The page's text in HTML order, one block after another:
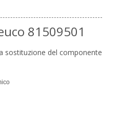
81509501
sostituzione del componente